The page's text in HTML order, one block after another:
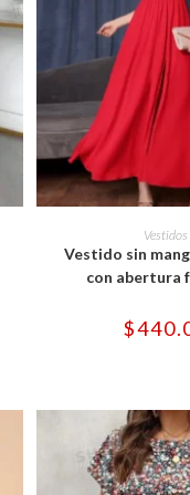
SELECCIONAR
se
de
Vestidos
Vestido sin
con abertura
$